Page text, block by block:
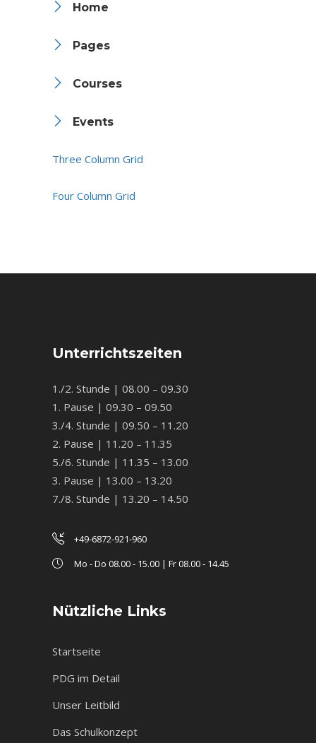
Home
Pages
Courses
Events
Three Column Grid
Four Column Grid
Unterrichtszeiten
1./2. Stunde | 08.00 – 09.30
1. Pause | 09.30 – 09.50
3./4. Stunde | 09.50 – 11.20
2. Pause | 11.20 – 11.35
5./6. Stunde | 11.35 – 13.00
3. Pause | 13.00 – 13.20
7./8. Stunde | 13.20 – 14.50
+49-6872-921-960
Mo - Do 08.00 - 15.00 | Fr 08.00 - 14.45
Nützliche Links
Startseite
PDG im Detail
Unser Leitbild
Das Schulkonzept